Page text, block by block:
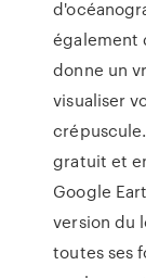
également
donne un
visualiser
gratuit et
Google
version du
toutes ses